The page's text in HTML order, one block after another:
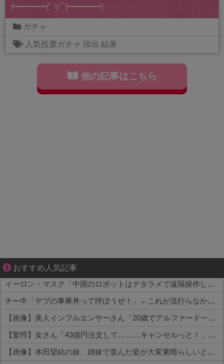
ﾀ━━━━(ﾟ∀ﾟ)━━━━!!
ガチャ
人気投票ガチャ 排出 結果
他の記事はこちら
おすすめ人気記事
好青年の片思いが壊れていくまで
イーロン・マスク「中国のロボットはデタラメで遠隔操作してるだけ」
チー牛「デブの事豚丼って呼ぼうぜ！」←これが流行らなかった理由
【画像】美人インフルエンサーさん「20歳でアルファード一括で買えちゃう私って素敵」←これってガチなん？それともネタなん？w w w w w w w w w
【驚愕】女さん「43億円注文して………キャンセルっと！」←こいつの目的って一体なんなの？？？？？？？
【画像】本田望結の妹、姉妹で並んだ姿が大変素晴らしいと話題にw w w w w w w